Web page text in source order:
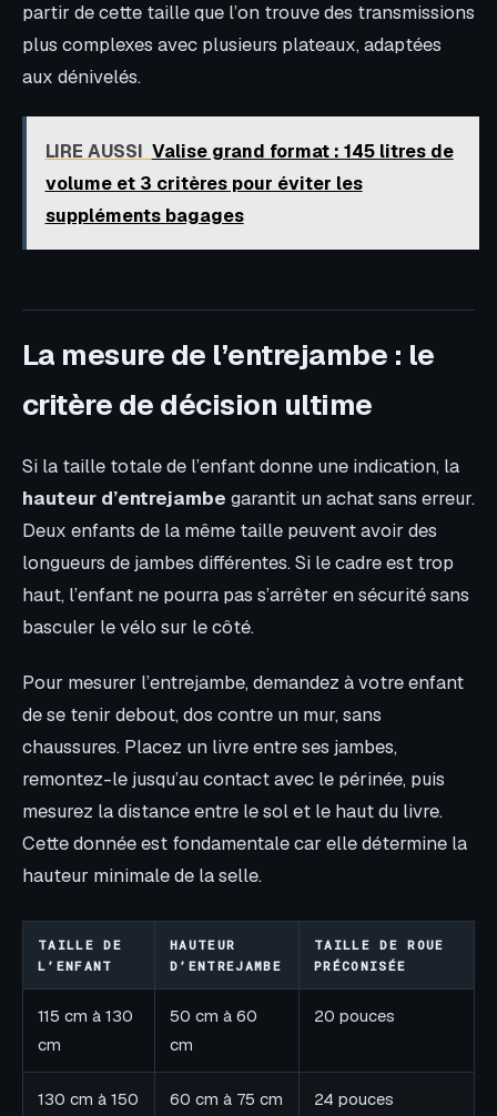
partir de cette taille que l’on trouve des transmissions
plus complexes avec plusieurs plateaux, adaptées
aux dénivelés.
LIRE AUSSI Valise grand format : 145 litres de
volume et 3 critères pour éviter les
suppléments bagages
La mesure de l’entrejambe : le
critère de décision ultime
Si la taille totale de l’enfant donne une indication, la
hauteur d’entrejambe garantit un achat sans erreur.
Deux enfants de la même taille peuvent avoir des
longueurs de jambes différentes. Si le cadre est trop
haut, l’enfant ne pourra pas s’arrêter en sécurité sans
basculer le vélo sur le côté.
Pour mesurer l’entrejambe, demandez à votre enfant
de se tenir debout, dos contre un mur, sans
chaussures. Placez un livre entre ses jambes,
remontez-le jusqu’au contact avec le périnée, puis
mesurez la distance entre le sol et le haut du livre.
Cette donnée est fondamentale car elle détermine la
hauteur minimale de la selle.
TAILLE DE
L’ENFANT
HAUTEUR
D’ENTREJAMBE
TAILLE DE ROUE
PRÉCONISÉE
115 cm à 130
cm
50 cm à 60
cm
20 pouces
130 cm à 150
60 cm à 75 cm 24 pouces